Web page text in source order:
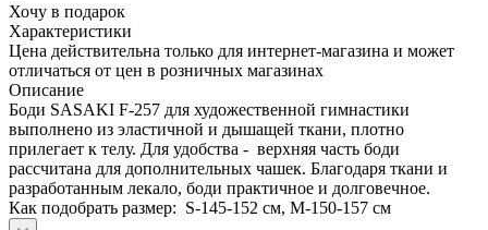
Хочу в подарок
Характеристики
Цена действительна только для интернет-магазина и может
отличаться от цен в розничных магазинах
Описание
Боди SASAKI F-257 для художественной гимнастики
выполнено из эластичной и дышащей ткани, плотно
прилегает к телу. Для удобства - верхняя часть боди
рассчитана для дополнительных чашек. Благодаря ткани и
разработанным лекало, боди практичное и долговечное.
Как подобрать размер: S-145-152 см, M-150-157 см